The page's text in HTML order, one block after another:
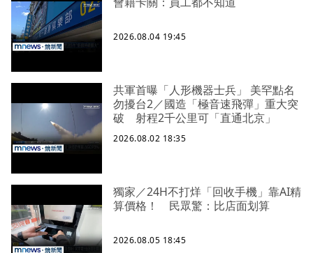
2026.08.04 19:45
共軍首曝「人形機器士兵」 美罕點名
勿擾台2／國造「極音速飛彈」重大突
破 射程2千公里可「直通北京」
2026.08.02 18:35
獨家／24H不打烊「回收手機」靠AI精
算價格！ 民眾驚：比店面划算
2026.08.05 18:45